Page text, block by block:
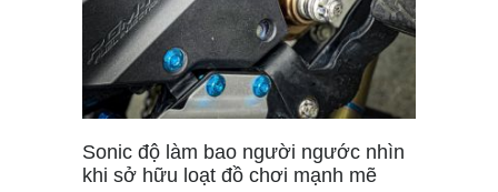
Sonic độ làm bao người ngước nhìn
khi sở hữu loạt đồ chơi mạnh mẽ